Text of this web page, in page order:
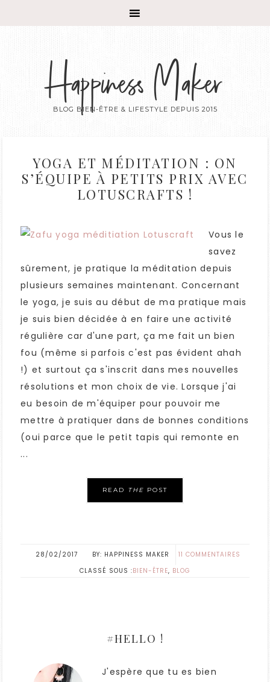
Happiness Maker
BLOG BIEN-ÊTRE & LIFESTYLE DEPUIS 2015
YOGA ET MÉDITATION : ON
S’ÉQUIPE À PETITS PRIX AVEC
LOTUSCRAFTS !
Vous le
savez
sûrement, je pratique la méditation depuis
plusieurs semaines maintenant. Concernant
le yoga, je suis au début de ma pratique mais
je suis bien décidée à en faire une activité
régulière car d'une part, ça me fait un bien
fou (même si parfois c'est pas évident ahah
!) et surtout ça s'inscrit dans mes nouvelles
résolutions et mon choix de vie. Lorsque j'ai
eu besoin de m'équiper pour pouvoir me
mettre à pratiquer dans de bonnes conditions
(oui parce que le petit tapis qui remonte en
...
READ THE POST
28/02/2017 HAPPINESS MAKER
11 COMMENTAIRES
CLASSÉ SOUS :BIEN-ÊTRE, BLOG
#HELLO !
J'espère que tu es bien